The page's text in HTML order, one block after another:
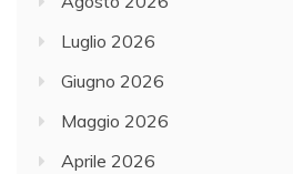
Luglio 2026
Giugno 2026
Maggio 2026
Aprile 2026